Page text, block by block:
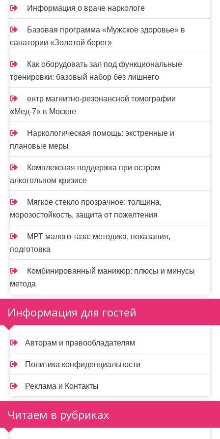
Информация о враче наркологе
Базовая программа «Мужское здоровье» в
санатории «Золотой берег»
Как оборудовать зал под функциональные
тренировки: базовый набор без лишнего
ентр магнитно-резонансной томографии
«Мед-7» в Москве
Наркологическая помощь: экстренные и
плановые меры
Комплексная поддержка при остром
алкогольном кризисе
Мягкое стекло прозрачное: толщина,
морозостойкость, защита от пожелтения
МРТ малого таза: методика, показания,
подготовка
Комбинированный маникюр: плюсы и минусы
метода
Информация для гостей
Авторам и правообладателям
Политика конфиденциальности
Реклама и Контакты
Читаем в рубриках